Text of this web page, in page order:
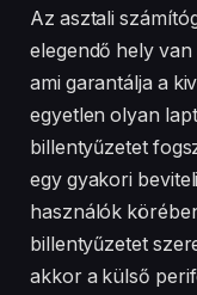
Az asztali
elegendő hely
ami garantálja a
egyetlen olyan
billentyűzetet
egy gyakori
használók
billentyűzetet
akkor a külső